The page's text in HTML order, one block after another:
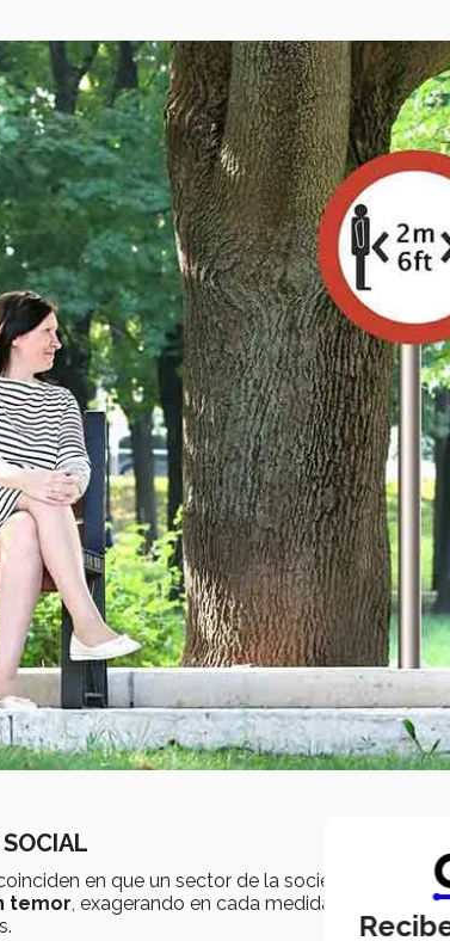
en que un sector de la sociedad lleva
temor , exagerando en cada medida que se